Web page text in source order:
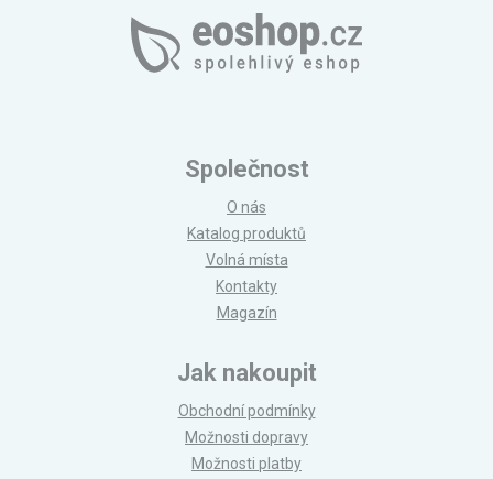
Společnost
O nás
Katalog produktů
Volná místa
Kontakty
Magazín
Jak nakoupit
Obchodní podmínky
Možnosti dopravy
Možnosti platby